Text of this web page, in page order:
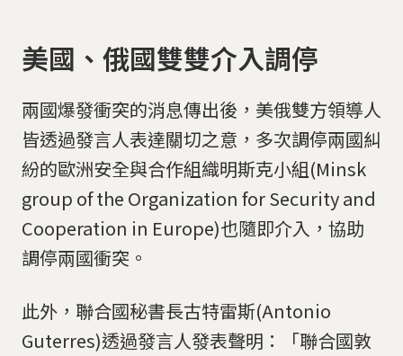
美國、俄國雙雙介入調停
兩國爆發衝突的消息傳出後，美俄雙方領導人
皆透過發言人表達關切之意，多次調停兩國糾
紛的歐洲安全與合作組織明斯克小組(Minsk
group of the Organization for Security and
Cooperation in Europe)也隨即介入，協助
調停兩國衝突。
此外，聯合國秘書長古特雷斯(Antonio
Guterres)透過發言人發表聲明：「聯合國敦